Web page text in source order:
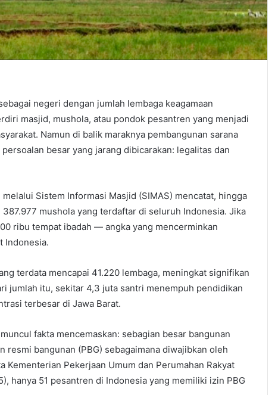
negeri dengan jumlah lembaga keagamaan
masjid, mushola, atau pondok pesantren yang menjadi
Namun di balik maraknya pembangunan sarana
besar yang jarang dibicarakan: legalitas dan
Sistem Informasi Masjid (SIMAS) mencatat, hingga
mushola yang terdaftar di seluruh Indonesia. Jika
ribu tempat ibadah — angka yang mencerminkan
Indonesia.
terdata mencapai 41.220 lembaga, meningkat signifikan
jumlah itu, sekitar 4,3 juta santri menempuh pendidikan
terbesar di Jawa Barat.
fakta mencemaskan: sebagian besar bangunan
resmi bangunan (PBG) sebagaimana diwajibkan oleh
Kementerian Pekerjaan Umum dan Perumahan Rakyat
hanya 51 pesantren di Indonesia yang memiliki izin PBG